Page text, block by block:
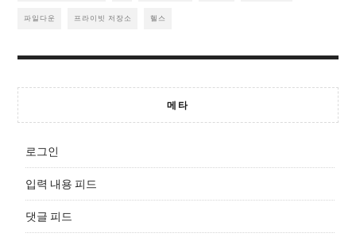
파일다운 프라이빗 저장소 헬스
메타
로그인
입력 내용 피드
댓글 피드